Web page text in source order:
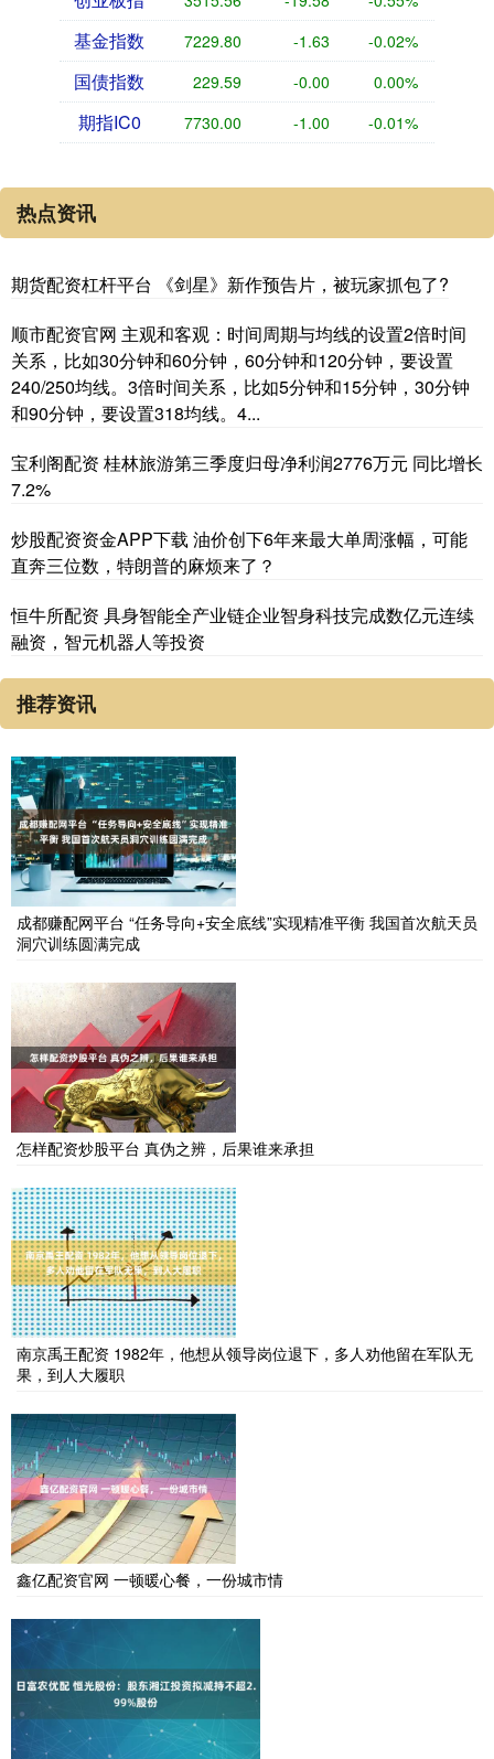
基金指数 7229.80 -1.63 -0.02%
国债指数 229.59 -0.00 0.00%
期指IC0 7730.00 -1.00 -0.01%
热点资讯
期货配资杠杆平台 《剑星》新作预告片，被玩家抓包了?
顺市配资官网 主观和客观：时间周期与均线的设置2倍时间
关系，比如30分钟和60分钟，60分钟和120分钟，要设置
240/250均线。3倍时间关系，比如5分钟和15分钟，30分钟
和90分钟，要设置318均线。4...
宝利阁配资 桂林旅游第三季度归母净利润2776万元 同比增长
7.2%
炒股配资资金APP下载 油价创下6年来最大单周涨幅，可能
直奔三位数，特朗普的麻烦来了？
恒牛所配资 具身智能全产业链企业智身科技完成数亿元连续
融资，智元机器人等投资
推荐资讯
成都赚配网平台 “任务导向+安全底线”实现精准平衡 我国首次航天员
洞穴训练圆满完成
怎样配资炒股平台 真伪之辨，后果谁来承担
南京禹王配资 1982年，他想从领导岗位退下，多人劝他留在军队无
果，到人大履职
鑫亿配资官网 一顿暖心餐，一份城市情